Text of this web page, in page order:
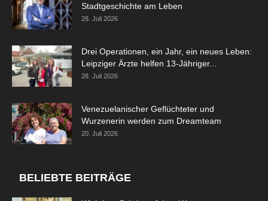
Stadtgeschichte am Leben
28. Juli 2026
Drei Operationen, ein Jahr, ein neues Leben:
Leipziger Ärzte helfen 13-Jähriger...
28. Juli 2026
Venezuelanischer Geflüchteter und
Wurzenerin werden zum Dreamteam
20. Juli 2026
BELIEBTE BEITRÄGE